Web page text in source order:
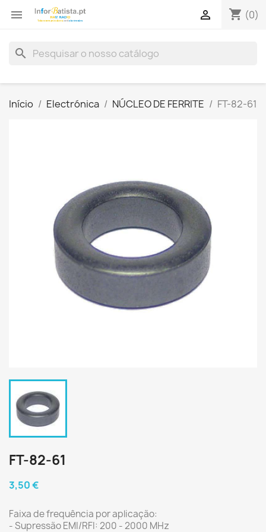
 shopping_cart (0)

search
Início Electrónica NÚCLEO DE FERRITE FT-82-61
FT-82-61
3,50 €
Faixa de frequência por aplicação:
- Supressão EMI/RFI: 200 - 2000 MHz